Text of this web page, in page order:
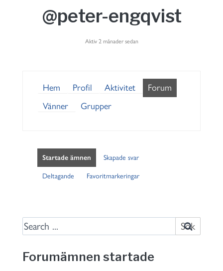
@peter-engqvist
Aktiv 2 månader sedan
Hem Profil Aktivitet
Forum
Vänner
Grupper
Startade ämnen Skapade svar
Deltagande Favoritmarkeringar
S
e
a
rForumämnen startade